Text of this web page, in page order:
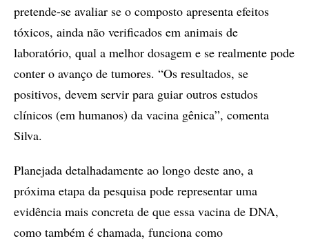
pretende-se avaliar se o composto apresenta efeitos
tóxicos, ainda não verificados em animais de
laboratório, qual a melhor dosagem e se realmente pode
conter o avanço de tumores. “Os resultados, se
positivos, devem servir para guiar outros estudos
clínicos (em humanos) da vacina gênica”, comenta
Silva.
Planejada detalhadamente ao longo deste ano, a
próxima etapa da pesquisa pode representar uma
evidência mais concreta de que essa vacina de DNA,
como também é chamada, funciona como